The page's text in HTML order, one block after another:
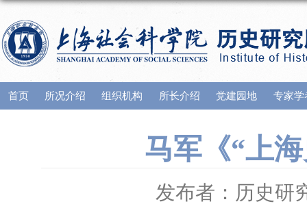
首页 所况介绍 组织机构 所长介绍 党建园地 专家学
马军《“上
发布者：历史研